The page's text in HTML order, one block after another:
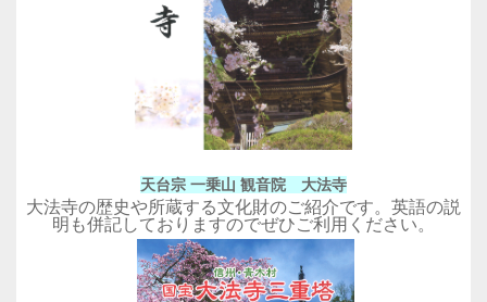
天台宗 一乗山 観音院 大法寺
大法寺の歴史や所蔵する文化財のご紹介です。英語の説
明も併記しておりますのでぜひご利用ください。